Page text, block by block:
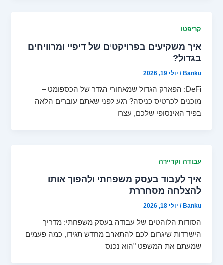
קריפטו
איך משקיעים בפרויקטים של דיפיי ומרוויחים
בגדול?
Banku
/ יולי 19, 2026
DeFi: הפארק הגדול שמאחורי הגדר של הכספומט –
מוכנים לכרטיס כניסה? רגע לפני שאתם עוברים הלאה
בפיד האינסופי שלכם, עצרו
עבודה וקריירה
איך לעבוד בעסק משפחתי ולהפוך אותו
להצלחה מסחררת
Banku
/ יולי 18, 2026
הסודות הלוהטים של עבודה בעסק משפחתי: מדריך
הישרדות שיגרום לכם להתאהב מחדש תגידו, כמה פעמים
שמעתם את המשפט "הוא נכנס